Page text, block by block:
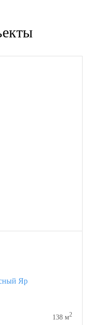
ТЦ Мега)
«Уютный»
жилья,
Яр
138 м2